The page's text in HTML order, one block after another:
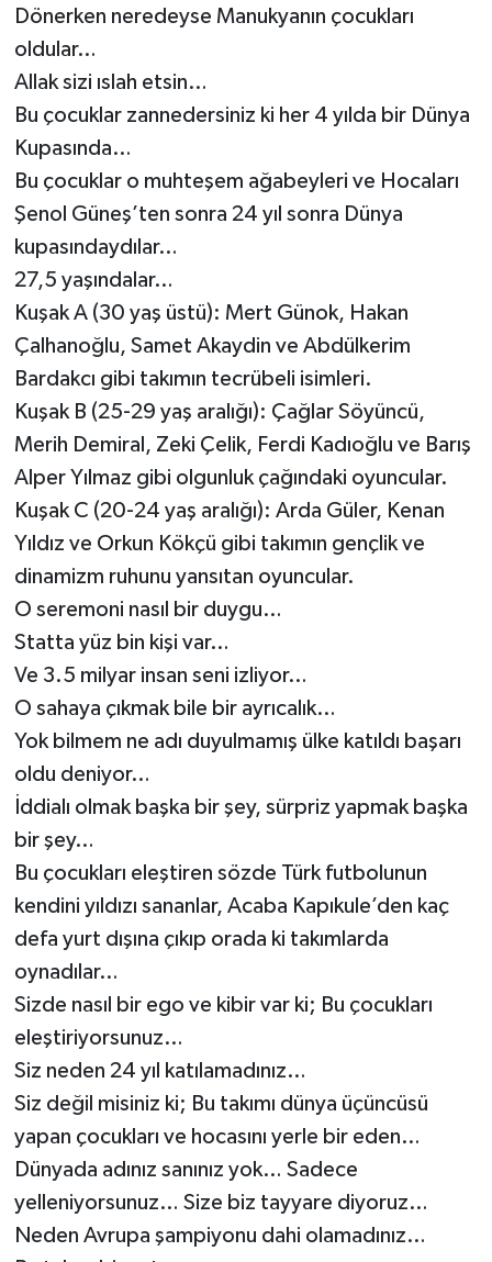
Dönerken neredeyse Manukyanın çocukları
oldular…
Allak sizi ıslah etsin…
Bu çocuklar zannedersiniz ki her 4 yılda bir Dünya
Kupasında…
Bu çocuklar o muhteşem ağabeyleri ve Hocaları
Şenol Güneş’ten sonra 24 yıl sonra Dünya
kupasındaydılar…
27,5 yaşındalar…
Kuşak A (30 yaş üstü): Mert Günok, Hakan
Çalhanoğlu, Samet Akaydin ve Abdülkerim
Bardakcı gibi takımın tecrübeli isimleri.
Kuşak B (25-29 yaş aralığı): Çağlar Söyüncü,
Merih Demiral, Zeki Çelik, Ferdi Kadıoğlu ve Barış
Alper Yılmaz gibi olgunluk çağındaki oyuncular.
Kuşak C (20-24 yaş aralığı): Arda Güler, Kenan
Yıldız ve Orkun Kökçü gibi takımın gençlik ve
dinamizm ruhunu yansıtan oyuncular.
O seremoni nasıl bir duygu…
Statta yüz bin kişi var…
Ve 3.5 milyar insan seni izliyor…
O sahaya çıkmak bile bir ayrıcalık…
Yok bilmem ne adı duyulmamış ülke katıldı başarı
oldu deniyor…
İddialı olmak başka bir şey, sürpriz yapmak başka
bir şey…
Bu çocukları eleştiren sözde Türk futbolunun
kendini yıldızı sananlar, Acaba Kapıkule’den kaç
defa yurt dışına çıkıp orada ki takımlarda
oynadılar…
Sizde nasıl bir ego ve kibir var ki; Bu çocukları
eleştiriyorsunuz…
Siz neden 24 yıl katılamadınız…
Siz değil misiniz ki; Bu takımı dünya üçüncüsü
yapan çocukları ve hocasını yerle bir eden…
Dünyada adınız sanınız yok… Sadece
yelleniyorsunuz… Size biz tayyare diyoruz…
Neden Avrupa şampiyonu dahi olamadınız…
Ulusal
Yaşam